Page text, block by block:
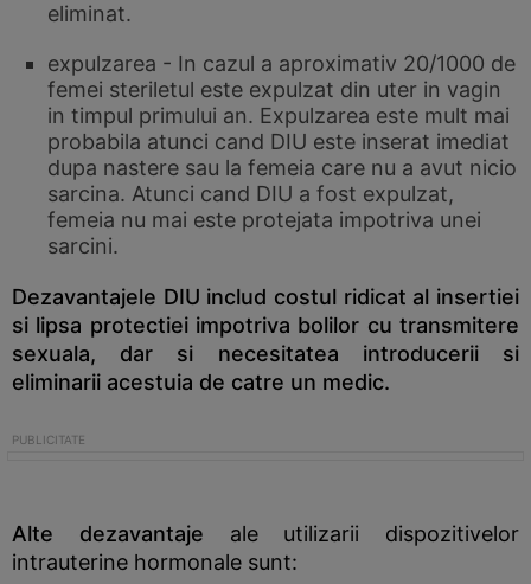
eliminat.
expulzarea - In cazul a aproximativ 20/1000 de
femei steriletul este expulzat din uter in vagin
in timpul primului an. Expulzarea este mult mai
probabila atunci cand DIU este inserat imediat
dupa nastere sau la femeia care nu a avut nicio
sarcina. Atunci cand DIU a fost expulzat,
femeia nu mai este protejata impotriva unei
sarcini.
Dezavantajele DIU includ costul ridicat al insertiei
si lipsa protectiei impotriva bolilor cu transmitere
sexuala, dar si necesitatea introducerii si
eliminarii acestuia de catre un medic.
Alte dezavantaje ale utilizarii dispozitivelor
intrauterine hormonale sunt: